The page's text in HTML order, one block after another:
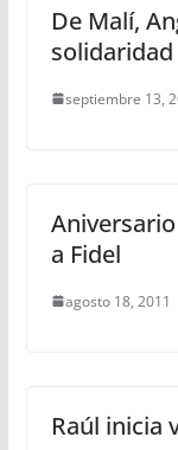
De Malí,
solidaridad
septiembre 13,
a Fidel
agosto 18, 2011
Raúl inicia